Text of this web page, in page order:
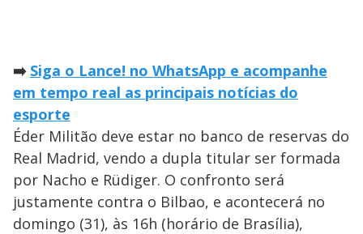
➡️ Siga o Lance! no WhatsApp e acompanhe
em tempo real as principais notícias do
esporte
Éder Militão deve estar no banco de reservas do
Real Madrid, vendo a dupla titular ser formada
por Nacho e Rüdiger. O confronto será
justamente contra o Bilbao, e acontecerá no
domingo (31), às 16h (horário de Brasília),